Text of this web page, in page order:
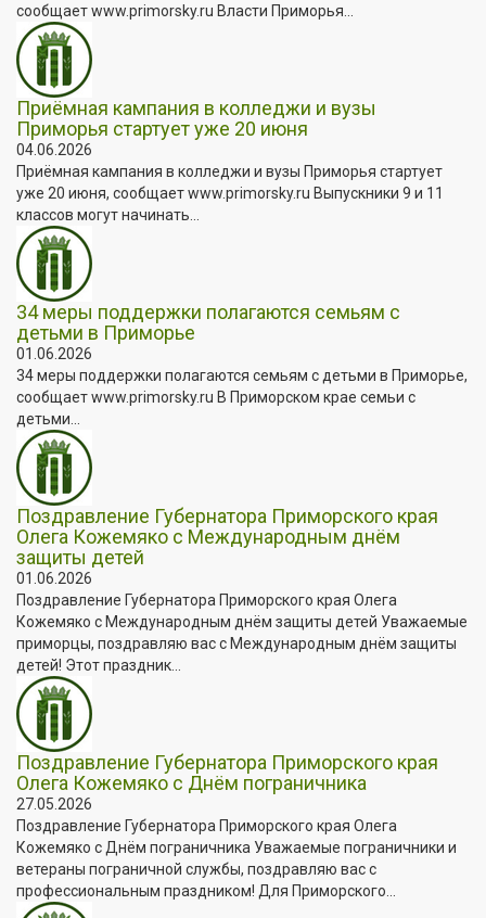
сообщает www.primorsky.ru Власти Приморья...
Приёмная кампания в колледжи и вузы
Приморья стартует уже 20 июня
04.06.2026
Приёмная кампания в колледжи и вузы Приморья стартует
уже 20 июня, сообщает www.primorsky.ru Выпускники 9 и 11
классов могут начинать...
34 меры поддержки полагаются семьям с
детьми в Приморье
01.06.2026
34 меры поддержки полагаются семьям с детьми в Приморье,
сообщает www.primorsky.ru В Приморском крае семьи с
детьми...
Поздравление Губернатора Приморского края
Олега Кожемяко с Международным днём
защиты детей
01.06.2026
Поздравление Губернатора Приморского края Олега
Кожемяко с Международным днём защиты детей Уважаемые
приморцы, поздравляю вас с Международным днём защиты
детей! Этот праздник...
Поздравление Губернатора Приморского края
Олега Кожемяко с Днём пограничника
27.05.2026
Поздравление Губернатора Приморского края Олега
Кожемяко с Днём пограничника Уважаемые пограничники и
ветераны пограничной службы, поздравляю вас с
профессиональным праздником! Для Приморского...